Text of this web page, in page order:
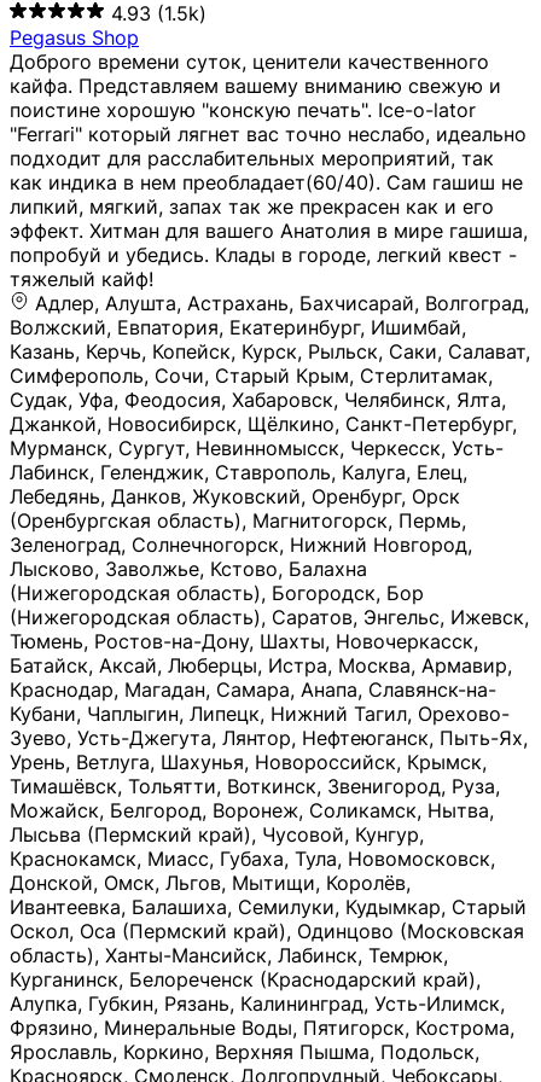
4.93 (1.5k)
Pegasus Shop
Доброго времени суток, ценители качественного
кайфа. Представляем вашему вниманию свежую и
поистине хорошую "конскую печать". Ice-o-lator
"Ferrari" который лягнет вас точно неслабо, идеально
подходит для расслабительных мероприятий, так
как индика в нем преобладает(60/40). Сам гашиш не
липкий, мягкий, запах так же прекрасен как и его
эффект. Хитман для вашего Анатолия в мире гашиша,
попробуй и убедись. Клады в городе, легкий квест -
тяжелый кайф!
Адлер, Алушта, Астрахань, Бахчисарай, Волгоград, Волжский, Евпатория, Екатеринбург, Ишимбай, Казань, Керчь, Копейск, Курск, Рыльск, Саки, Салават, Симферополь, Сочи, Старый Крым, Стерлитамак, Судак, Уфа, Феодосия, Хабаровск, Челябинск, Ялта, Джанкой, Новосибирск, Щёлкино, Санкт-Петербург, Мурманск, Сургут, Невинномысск, Черкесск, Усть-Лабинск, Геленджик, Ставрополь, Калуга, Елец, Лебедянь, Данков, Жуковский, Оренбург, Орск (Оренбургская область), Магнитогорск, Пермь, Зеленоград, Солнечногорск, Нижний Новгород, Лысково, Заволжье, Кстово, Балахна (Нижегородская область), Богородск, Бор (Нижегородская область), Саратов, Энгельс, Ижевск, Тюмень, Ростов-на-Дону, Шахты, Новочеркасск, Батайск, Аксай, Люберцы, Истра, Москва, Армавир, Краснодар, Магадан, Самара, Анапа, Славянск-на-Кубани, Чаплыгин, Липецк, Нижний Тагил, Орехово-Зуево, Усть-Джегута, Лянтор, Нефтеюганск, Пыть-Ях, Урень, Ветлуга, Шахунья, Новороссийск, Крымск, Тимашёвск, Тольятти, Воткинск, Звенигород, Руза, Можайск, Белгород, Воронеж, Соликамск, Нытва, Лысьва (Пермский край), Чусовой, Кунгур, Краснокамск, Миасс, Губаха, Тула, Новомосковск, Донской, Омск, Льгов, Мытищи, Королёв, Ивантеевка, Балашиха, Семилуки, Кудымкар, Старый Оскол, Оса (Пермский край), Одинцово (Московская область), Ханты-Мансийск, Лабинск, Темрюк, Курганинск, Белореченск (Краснодарский край), Алупкa, Губкин, Рязань, Калининград, Усть-Илимск, Фрязино, Минеральные Воды, Пятигорск, Кострома, Ярославль, Коркино, Верхняя Пышма, Подольск, Красноярск, Смоленск, Долгопрудный, Чебоксары, Калачинск, Канск, Киров (Кировская область), Вологда, Рославль, Владивосток, Обнинск, Балабаново (Калужская область), Малоярославец, Брянск, Видное, Ярцево, Вязьма, Гагарин, Приволжск, Фурманов, Чайковский, Кинешма, Горячий Ключ, Улан-Удэ, Туймазы, Дюртюли, Альметьевск, Нефтекамск, Хадыженск, Апшеронск, Майкоп, Уссурийск, Ульяновск, Гатчина, Луга (Ленинградская область), Надым, Ногинск, Электросталь, Железнодорожный (Московская область), Бутурлиновка, Кириллов, Краснознаменск (Калиниградская область), Мышкин, Томмот, Холм, Абакан, Абдулино, Агидель, Агрыз, Адыгейск, Азнакаево, Алатырь, Алдан, Алейск, Александров, Александровск, Алексеевка (Белгородская обл.), Алексин, Амурск, Анадырь, Ангарск, Андреаполь, Анжеро-Судженск, Анива, Апатиты, Арамиль, Ардон, Арзамас, Аркадак, Арсеньев, Артём, Артёмовский, Архангельск, Асбест, Асино, Аткарск, Ахтубинск, Аша, Бабаево (Вологодская область), Бавлы (Республика Татарстан), Байкальск, Бакал, Баксан, Балаклава, Балаково (Саратовская область), Балашов (Саратовская область), Балтийск, Барабинск, Барнаул, Барыш (Ульяновская область), Бежецк, Белая Калитва (Ростовская область), Белебей, Белогорск (Крым), Белозерск, Белокуриха, Беломорск, Белоозёрский (Московская область), Белорецк (Республика Башкортостан), Кызыл, Белоярский (Ханты-Мансийский АО), Бердск, Березники (Пермский край), Берёзовский (Кемеровская область), Берёзовский (Свердловская область), Беслан, Бийск, Бикин, Билибино, Биробиджан, Благовещенск (Амурская область), Благовещенск (Башкортостан), Бобров, Богородицк, Боготол, Богучар, Бокситогорск (Ленинградская область), Бологое (Тверская область), Болхов, Большой Камень (Приморский край), Борисоглебск (Воронежская область), Боровичи (Новгородская область), Боровск, Бородино, Братск, Бронницы (Московская область), Бугульма (Республика Татарстан), Бугуруслан (Оренбургская область), Буинск, Буй, Буйнакск, Валдай, Валуйки, Велиж, Великие Луки, Великий Новгород, Великий Устюг, Вельск, Венёв, Верещагино, Верхнеуральск, Верхний Уфалей, Верхняя Салда, Верхняя Тура, Весьегонск, Вилючинск, Вихоревка, Вичуга, Владикавказ, Волгодонск, Волгореченск, Володарск, Волосово, Волчанск, Вольск, Воркута, Ворсма, Всеволожск (Ленинградская область), Вуктыл, Выкса, Высоковск, Высоцк, Вытегра, Вышний Волочёк, Вяземский, Вязники, Вятские Поляны, Нея, Шилка, Гаврилов Посад, Гаврилов-Ям, Гай, Галич, Гдов, Голицыно, Горно-Алтайск, Горнозаводск, Горняк, Городец, Гороховец, Гремячинск, Грозный, Грязи, Грязовец, Губкинский, Гуково, Гулькевичи, Гурьевск (Калининградская область), Гурьевск (Кемеровская область), Гусев, Гусь-Хрустальный, Давлеканово, Далматово, Дальнегорск, Дегтярск, Дедовск, Демидов, Дербент, Десногорск, Дзержинск, Дзержинский (Московская область), Дивногорск, Димитровград, Дмитровск, Дно, Добрянка, Долинск, Домодедово, Донецк (ДНР), Дорогобуж, Дрезна, Дубна, Дудинка, Духовщина, Дятьково, Егорьевск, Елабуга, Елизово, Ельня (Будет изменено название), Емва, Енисейск, Ермолино, Ершов, Ессентуки, Ефремов, Железноводск, Железногорск (Красноярский край), Железногорск (Курская область), Железногорск-Илимский, Жигулёвск, Жиздра, Жирновск, Жуков, Жуковка, Заводоуковск, Заволжск, Задонск, Заинск, Заозёрный, Заозёрск, Западная Двина, Заполярный, Зарайск, Заречный (Пензенская область), Заречный (Свердловская область), Заринск, Звенигово, Зверево, Зеленогорск ( Ленинградская обл. ), Зеленоградск, Зеленодольск, Зеленокумск, Зерноград, Зима, Змеиногорск, Зубцов, Ивангород, Иваново, Ивдель, Избербаш, Изобильный, Иланский, Инза, Инкерман, Инта, Ипатово, Искитим, Йошкар-Ола, Кадников, Калач, Калач-на-Дону, Калининск, Калтан, Калязин, Камбарка, Каменка (Пензенская область), Каменногорск (Ленинградская область), Каменск-Уральский, Каменск-Шахтинский, Камень-на-Оби, Камешково, Камышин, Канаш, Кандалакша, Карабаново, Карабаш, Карачаевск, Каргат, Каргополь, Карпинск, Карталы, Касимов, Касли, Каспийск, Катав-Ивановск, Катайск, Качканар, Кашин, Кашира, Кемерово, Кемь, Кизел, Кизилюрт, Кизляр, Кимовск, Кимры, Кингисепп, Кинель, Киреевск, Киренск, Киржач, Кириши, Кирово-Чепецк, Кировск (Ленинградская область), Кировск (Мурманская область), Кирсанов, Киселёвск, Кисловодск, Климовск, Клинцы, Княгинино, Ковдор, Ковров, Когалым, Козельск, Козьмодемьянск, Кола, Кологрив, Колпашево, Колпино, Кольчугино, Комсомольск, Комсомольск-на-Амуре, Конаково, Кондопога, Кондрово, Константиновск, Кораблино, Кореновск, Корсаков, Коряжма, Костерёво, Костомукша, Котельники, Котельниково, Котельнич, Котлас, Котовск, Кохма, Красноармейск (Московская область), Краснозаводск, Краснознаменск (Московская область), Краснокаменск, Краснослободск (Волгоградская область), Краснотурьинск, Красноуральск, Красный Сулин, Кремёнки, Кропоткин, Кубинка, Кувшиново (Тверская область), Кудрово, Кулебаки, Кумертау, Курлово, Куровское, Куртамыш, Курчатов, Куса, Кушва, Кыштым, Лабытнанги, Лагань, Лаишево (Республика Татарстан), Лакинск, Лангепас, Лахденпохья, Ленинск-Кузнецкий, Ленск (Республика Саха), Лермонтов (Ставропольский край), Лесозаводск (Приморский край), Лесосибирск, Ливны (Орловская область), Ликино-Дулёво, Липки (Тульская область), Лиски (Воронежская область), Лихославль, Лодейное Поле, Ломоносов (Санкт-Петербург), Лосино-Петровский, Лукоянов, Луховицы, Лыткарино, Любань (Ленинградская область), Любим, Людиново, Магас, Майский, Макаров, Малая Вишера, Малгобек, Мамадыш, Мамоново, Мантурово, Маркс, Махачкала, Мглин, Мегион, Медвежьегорск, Медногорск, Медынь, Меленки, Мелеуз, Менделеевск, Мещовск, Микунь, Миллерово, Минусинск, Миньяр, Мирный (Архангельская область), Мирный (Якутия), Михайловка (Город), Михайловск (Свердловская область), Михайловск (Ставропольский край), Могоча, Можга, Моздок, Мончегорск, Морозовск, Моршанск, Мосальск, Муравленко, Мурино, Муром, Мценск, Мыски, Набережные Челны, Навашино (Нижегородская область), Назарово (Красноярский край), Назрань, Нальчик, Наро-Фоминск, Нарткала, Нарьян-Мар, Находка, Невель (Псковская область), Невельск, Невьянск, Нелидово (Тверская область), Неман, Нерехта (Костромская область), Нерюнгри, Нестеров, Нефтегорск (Самарская область), Нефтекумск, Нижневартовск, Нижнекамск (Республика Татарстан), Нижнеудинск, Нижние Серги, Нижний Ломов, Нижняя Тура, Николаевск-на-Амуре, Никольск (Вологодская область), Никольск (Пензенская область), Новая Ладога, Новая Ляля, Новоалександровск, Новоалтайск, Нововоронеж, Новодвинск, Новозыбков, Новокубанск, Новокуйбышевск, Новомичуринск, Новопавловск, Новоржев, Новосокольники, Новотроицк, Новоульяновск, Новоуральск, Новохопёрск, Новочебоксарск, Новошахтинск, Новый Оскол, Новый Уренгой, Норильск, Нурлат, Нягань, Нязепетровск, Няндома, Облучье, Обоянь, Озёрск (Калининградская область), Озёрск (Челябинская область), Озёры, Октябрьск (Самарская область), Октябрьский (Башкортостан), Окуловка (Новгородская область), Оленегорск, Олонец, Онега, Опочка, Осинники, Осташков, Остров, Острогожск, Отрадный, Оха, Павлово, Павловск (Воронежская область), Павловск (Санкт-Петербург), Павловский Посад, Партизанск, Певек, Пенза, Первоуральск, Перевоз, Пересвет, Переславль-Залесский, Пестово (Новгородская область), Петрозаводск, Петропавловск-Камчатский, Печоры, Пикалёво, Пионерский, Питкяранта, Плавск, Плёс, Подпорожье, Покачи, Покров, Покровск, Полесск, Полысаево, Полярные Зори, Полярный, Поронайск, Порхов, Похвистнево, Почеп, Починок, Пошехонье, Правдинск, Приморск (Калининградская область), Приморско-Ахтарск, Приозерск, Прокопьевск, Протвино, Прохладный, Пугачёв, Пудож, Пустошка, Пушкино, Пущино, Пыталово, Радужный (Владимирская область), Радужный (Ханты-Мансийский АО), Райчихинск, Раменское, Рассказово, Ревда, Реж, Реутов, Родники, Россошь, Ростов (Ярославская обл.), Рошаль, Ртищево, Рубцовск, Рузаевка, Рыбинск, Рыбное, Ряжск, Салехард, Сальск, Саранск, Сарапул, Саров, Сасово, Сатка, Сафоново, Саяногорск, Саянск, Светлогорск, Светлоград, Светлый, Светогорск (Ленинградская область), Свободный, Себеж, Северобайкальск, Северодвинск, Североуральск, Сегежа, Семикаракорск, Сенгилей, Серафимович, Сергач, Сергиев Посад, Сердобск, Сертолово (Ленинградская область), Сестрорецк (Ленинградская область), Сибай, Скопин, Славгород, Сланцы, Слободской, Слюдянка, Собинка, Советск (Кировская область), Советск (Калининградская область), Советск (Тульская область), Советская Гавань, Советский (Ханты-Мансийский АО), Сокол (Вологодская область), Солигалич, Соль-Илецк, Сольцы, Сортавала, Сосенский, Сосновоборск, Сосновый Бор (Ленинградская область), Сосногорск, Спас-Клепики, Спасск-Рязанский, С